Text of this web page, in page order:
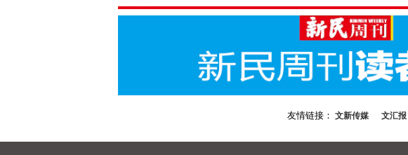
友情链接： 文新传媒 文汇报